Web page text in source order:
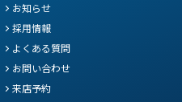
お知らせ
採用情報
よくある質問
お問い合わせ
来店予約